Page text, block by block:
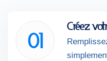
01
Créez